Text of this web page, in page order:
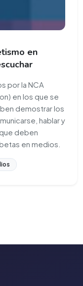
en
por la NCA
en los que se
demostrar los
hablar y
deben
en medios.